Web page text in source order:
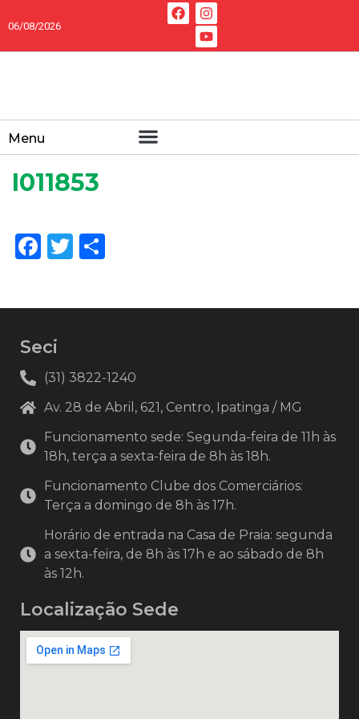
06/08/2026
Menu
I011853
Facebook
Twitter
Seci
(31) 3822-1240
Av. 28 de Abril, 621, Centro, Ipatinga / MG
Funcionamento sede: Segunda-feira de 11h às
18h, terça a sexta-feira de 8h às 18h.
Funcionamento Clube dos Comerciários:
Terça a domingo de 8h às 17h.
Horário de entrada na Casa de Praia: segunda
a sexta-feira, de 8h às 17h e ao sábado de 8h
às 12h.
Localização Sede